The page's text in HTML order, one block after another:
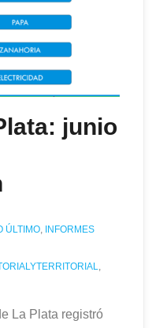
junio
ÚLTIMO, INFORMES
,
La Plata registró